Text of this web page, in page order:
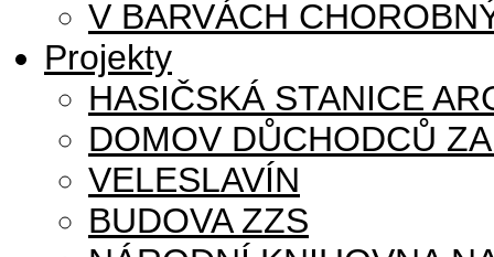
V BARVÁCH
Projekty
HASIČSKÁ STANICE
DOMOV DŮCHODCŮ
VELESLAVÍN
BUDOVA ZZS